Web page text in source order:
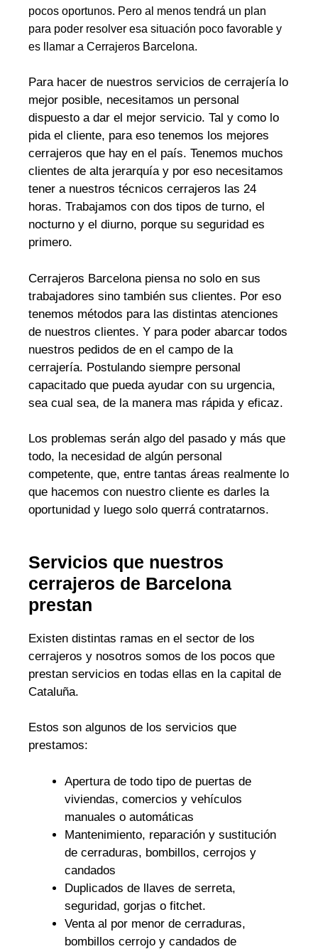
pocos oportunos. Pero al menos tendrá un plan
para poder resolver esa situación poco favorable y
es llamar a Cerrajeros Barcelona.
Para hacer de nuestros servicios de cerrajería lo
mejor posible, necesitamos un personal
dispuesto a dar el mejor servicio. Tal y como lo
pida el cliente, para eso tenemos los mejores
cerrajeros que hay en el país. Tenemos muchos
clientes de alta jerarquía y por eso necesitamos
tener a nuestros técnicos cerrajeros las 24
horas. Trabajamos con dos tipos de turno, el
nocturno y el diurno, porque su seguridad es
primero.
Cerrajeros Barcelona piensa no solo en sus
trabajadores sino también sus clientes. Por eso
tenemos métodos para las distintas atenciones
de nuestros clientes. Y para poder abarcar todos
nuestros pedidos de en el campo de la
cerrajería. Postulando siempre personal
capacitado que pueda ayudar con su urgencia,
sea cual sea, de la manera mas rápida y eficaz.
Los problemas serán algo del pasado y más que
todo, la necesidad de algún personal
competente, que, entre tantas áreas realmente lo
que hacemos con nuestro cliente es darles la
oportunidad y luego solo querrá contratarnos.
Servicios que nuestros
cerrajeros de Barcelona
prestan
Existen distintas ramas en el sector de los
cerrajeros y nosotros somos de los pocos que
prestan servicios en todas ellas en la capital de
Cataluña.
Estos son algunos de los servicios que
prestamos:
Apertura de todo tipo de puertas de
viviendas, comercios y vehículos
manuales o automáticas
Mantenimiento, reparación y sustitución
de cerraduras, bombillos, cerrojos y
candados
Duplicados de llaves de serreta,
seguridad, gorjas o fitchet.
Venta al por menor de cerraduras,
bombillos cerrojo y candados de